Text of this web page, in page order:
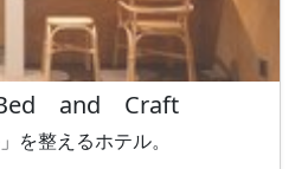
and Craft
整えるホテル。